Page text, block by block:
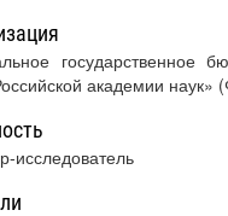
государственное
академии
исследователь